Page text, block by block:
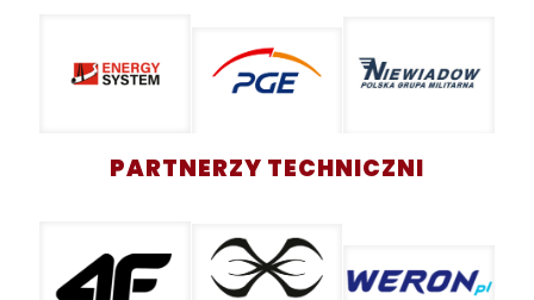
PARTNERZY TECHNICZNI